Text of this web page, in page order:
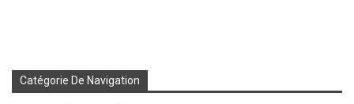
Catégorie De Navigation